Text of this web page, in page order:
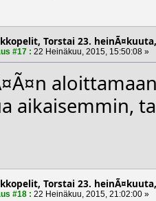
Torstai 23.
#17 : 22 Heinäkuu, 2015, 15:50:08 »
aikaisemmin,
Torstai 23.
#18 : 22 Heinäkuu, 2015, 21:02:00 »